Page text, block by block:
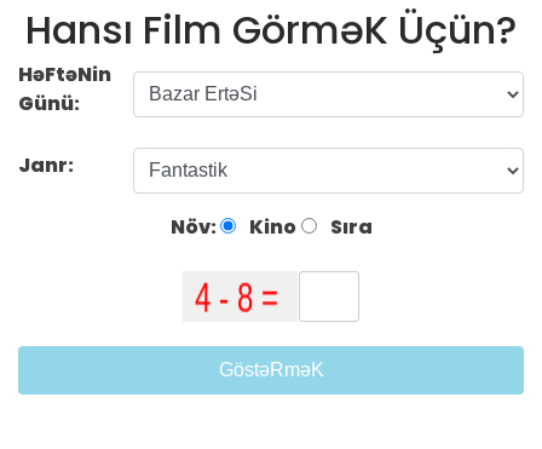
Hansı Film GörməK Üçün?
HəFtəNin
Günü:
Janr:
Növ: Kino Sıra
GöstəRməK